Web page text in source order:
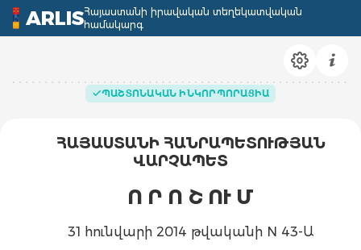
ARLISՀայաստանի իրավական տեղեկատվական
համակարգ
ՊԱՇՏՈՆԱԿԱՆ ԻՆԿՈՐՊՈՐԱՑԻԱ
ՀԱՅԱՍՏԱՆԻ ՀԱՆՐԱՊԵՏՈՒԹՅԱՆ
ՎԱՐՉԱՊԵՏ
Ո Ր Ո Շ ՈՒ Մ
31 հունվարի 2014 թվականի N 43-Ա